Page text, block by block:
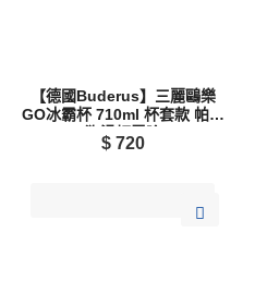
【德國Buderus】三麗鷗樂
GO冰霸杯 710ml 杯套款 帕洽
狗滑板冒險
$ 720